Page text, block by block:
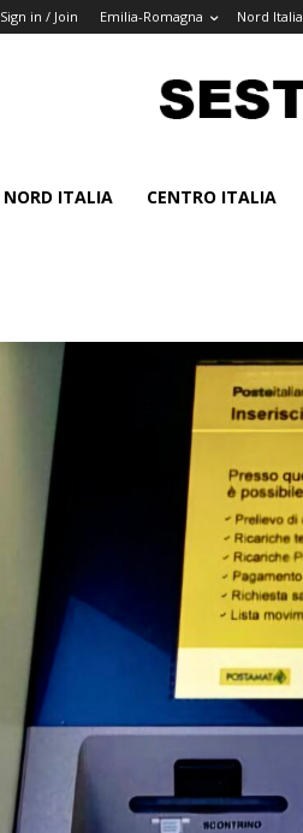
Sign in / Join Emilia-Romagna Nord Italia
NORD ITALIA CENTRO ITALIA